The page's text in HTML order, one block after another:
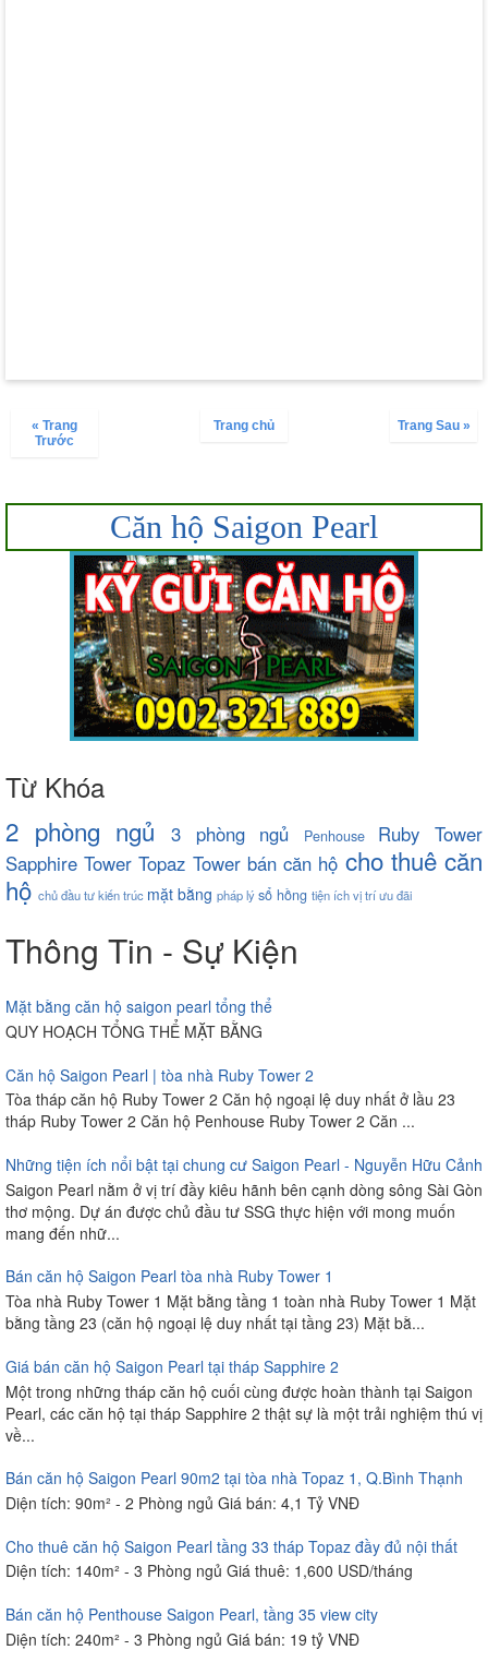
« Trang
Trước
Trang Sau »
Trang chủ
Căn hộ Saigon Pearl
Từ Khóa
2 phòng ngủ 3 phòng ngủ Penhouse
Ruby Tower
Sapphire Tower Topaz Tower bán căn hộ cho thuê căn
hộ chủ đầu tưkiến trúc mặt bằng pháp lýsổ hồng tiện íchvị tríưu đãi
Thông Tin - Sự Kiện
Mặt bằng căn hộ saigon pearl tổng thể
QUY HOẠCH TỔNG THỂ MẶT BẰNG
Căn hộ Saigon Pearl | tòa nhà Ruby Tower 2
Tòa tháp căn hộ Ruby Tower 2 Căn hộ ngoại lệ duy nhất ở lầu 23
tháp Ruby Tower 2 Căn hộ Penhouse Ruby Tower 2 Căn ...
Những tiện ích nổi bật tại chung cư Saigon Pearl - Nguyễn Hữu Cảnh
Saigon Pearl nằm ở vị trí đầy kiêu hãnh bên cạnh dòng sông Sài Gòn
thơ mộng. Dự án được chủ đầu tư SSG thực hiện với mong muốn
mang đến nhữ...
Bán căn hộ Saigon Pearl tòa nhà Ruby Tower 1
Tòa nhà Ruby Tower 1 Mặt bằng tầng 1 toàn nhà Ruby Tower 1 Mặt
bằng tầng 23 (căn hộ ngoại lệ duy nhất tại tầng 23) Mặt bằ...
Giá bán căn hộ Saigon Pearl tại tháp Sapphire 2
Một trong những tháp căn hộ cuối cùng được hoàn thành tại Saigon
Pearl, các căn hộ tại tháp Sapphire 2 thật sự là một trải nghiệm thú vị
về...
Bán căn hộ Saigon Pearl 90m2 tại tòa nhà Topaz 1, Q.Bình Thạnh
Diện tích: 90m² - 2 Phòng ngủ Giá bán: 4,1 Tỷ VNĐ
Cho thuê căn hộ Saigon Pearl tầng 33 tháp Topaz đầy đủ nội thất
Diện tích: 140m² - 3 Phòng ngủ Giá thuê: 1,600 USD/tháng
Bán căn hộ Penthouse Saigon Pearl, tầng 35 view city
Diện tích: 240m² - 3 Phòng ngủ Giá bán: 19 tỷ VNĐ